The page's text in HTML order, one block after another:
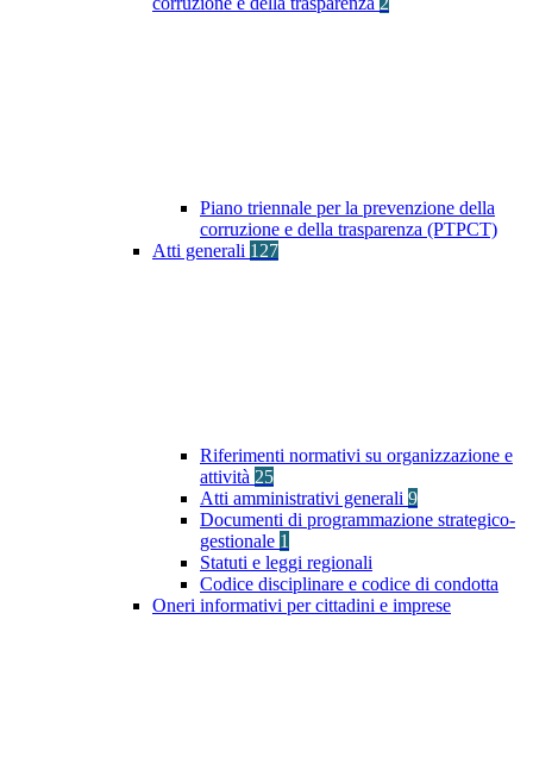
Piano triennale per la prevenzione della
corruzione e della trasparenza (PTPCT)
Atti generali 127
Riferimenti normativi su organizzazione e
attività 25
Atti amministrativi generali 9
Documenti di programmazione strategico-
gestionale 1
Statuti e leggi regionali
Codice disciplinare e codice di condotta
Oneri informativi per cittadini e imprese